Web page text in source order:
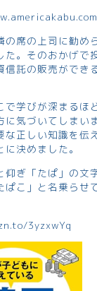
の席の上司に勧め
た。そのおかげで
信託の販売ができ
で学びが深まるほ
に気づいてしまい
な正しい知識を伝
決めました。
仰ぎ「たぱ」の文
ぱこ」と名乗らせ
3yzxwYq